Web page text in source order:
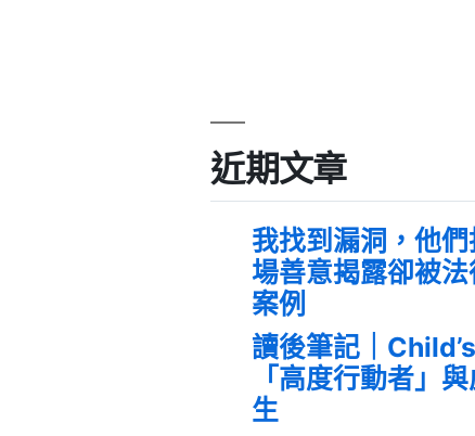
近期文章
我找到漏洞，他
場善意揭露卻被
案例
讀後筆記｜
「高度行動者」
生